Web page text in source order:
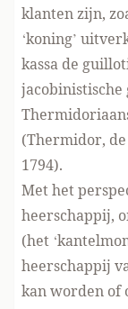
klanten zijn,
‘koning’
kassa de
(Thermidor,
1794).
Met het
heerschappij,
(het
heerschappij
kan worden of